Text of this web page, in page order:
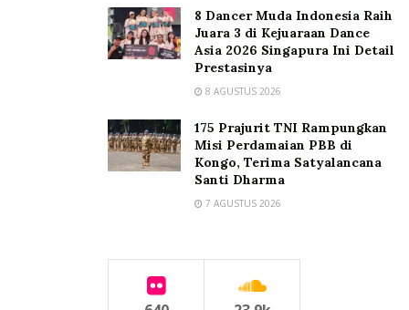
8 Dancer Muda Indonesia Raih
Juara 3 di Kejuaraan Dance
Asia 2026 Singapura Ini Detail
Prestasinya
8 AGUSTUS 2026
175 Prajurit TNI Rampungkan
Misi Perdamaian PBB di
Kongo, Terima Satyalancana
Santi Dharma
7 AGUSTUS 2026